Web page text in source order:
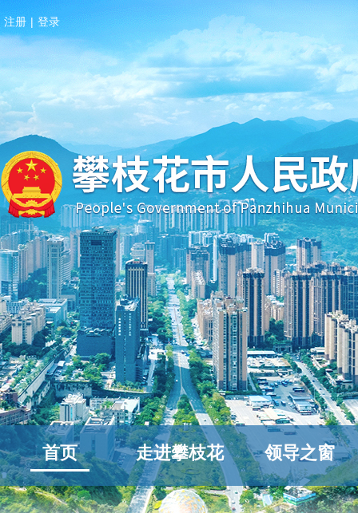
注册 | 登录
首页 走进攀枝花 领导之窗